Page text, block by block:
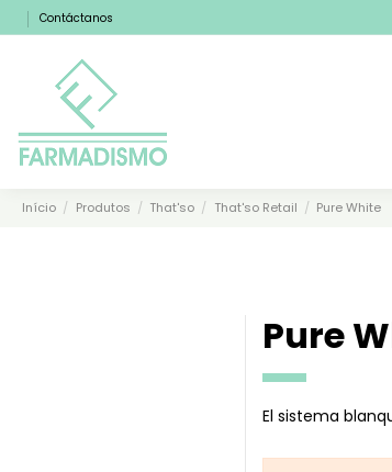
Contáctanos
Início Produtos That'so That'so Retail Pure White
Pure
El sistema